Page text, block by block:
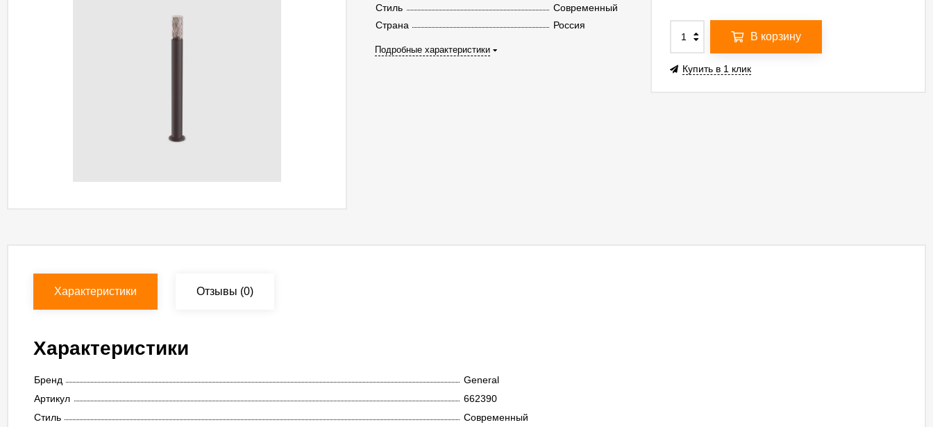
Стиль
Современный
Страна
Россия
Подробные характеристики
В корзину
Купить в 1 клик
Характеристики Отзывы (0)
Характеристики
Бренд
General
Артикул
662390
Стиль
Современный